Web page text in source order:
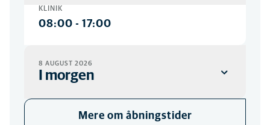
KLINIK
08:00 - 17:00
8 AUGUST 2026
I morgen
Mere om åbningstider